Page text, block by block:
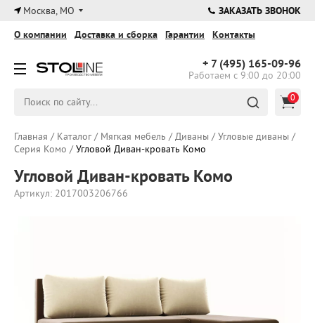
×
Москва, МО ЗАКАЗАТЬ ЗВОНОК
+ 7 (495) 165-09-96
Работаем с 9:00 до 20:00
О компании Доставка и сборка Гарантии Контакты
0
Главная / Каталог/ Мягкая мебель /Диваны /Угловые диваны /
Серия Комо /Угловой Диван-кровать Комо
Угловой Диван-кровать Комо
Артикул: 2017003206766